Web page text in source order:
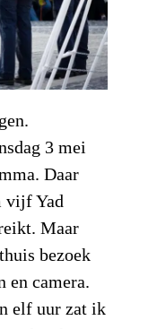
3 mei
Daar
vijf Yad
Maar
bezoek
en camera.
elf uur zat ik